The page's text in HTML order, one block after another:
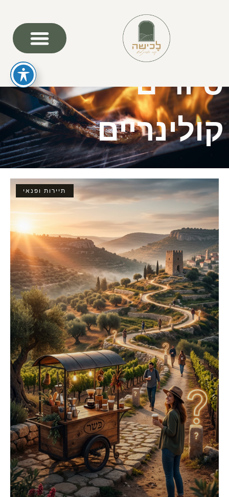
סיורים
קולינריים
תיירות ופנאי